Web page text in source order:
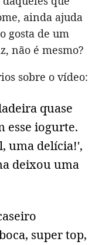
ainda ajuda
gosta de um
não é mesmo?
sobre o vídeo:
quase
esse iogurte.
uma delícia!',
deixou uma
super top,